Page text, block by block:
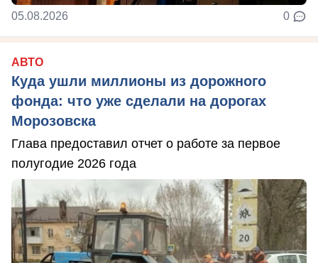
05.08.2026 0
АВТО
Куда ушли миллионы из дорожного
фонда: что уже сделали на дорогах
Морозовска
Глава предоставил отчет о работе за первое
полугодие 2026 года